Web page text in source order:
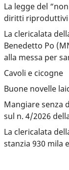
La legge del
diritti riproduttivi
La clericalata
Benedetto Po
alla messa per
Cavoli e cicogne
Buone novelle
Mangiare senza
sul n. 4/2026
La clericalata
stanzia 930 mila